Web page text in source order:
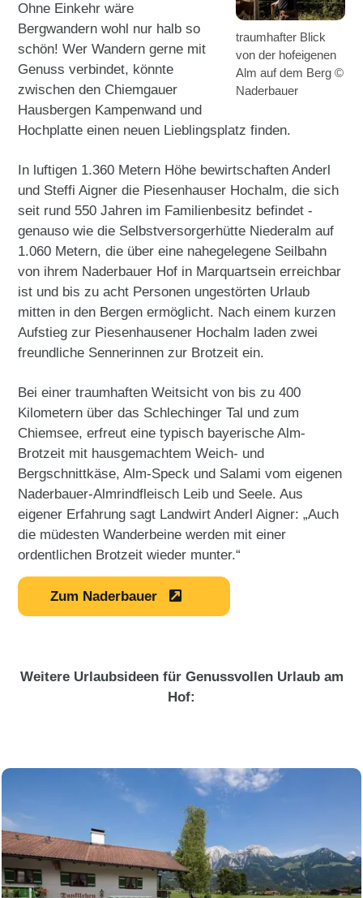
traumhafter Blick
von der hofeigenen
Alm auf dem Berg ©
Naderbauer
Ohne Einkehr wäre
Bergwandern wohl nur halb so
schön! Wer Wandern gerne mit
Genuss verbindet, könnte
zwischen den Chiemgauer
Hausbergen Kampenwand und
Hochplatte einen neuen Lieblingsplatz finden.
In luftigen 1.360 Metern Höhe bewirtschaften Anderl
und Steffi Aigner die Piesenhauser Hochalm, die sich
seit rund 550 Jahren im Familienbesitz befindet -
genauso wie die Selbstversorgerhütte Niederalm auf
1.060 Metern, die über eine nahegelegene Seilbahn
von ihrem Naderbauer Hof in Marquartsein erreichbar
ist und bis zu acht Personen ungestörten Urlaub
mitten in den Bergen ermöglicht. Nach einem kurzen
Aufstieg zur Piesenhausener Hochalm laden zwei
freundliche Sennerinnen zur Brotzeit ein.
Bei einer traumhaften Weitsicht von bis zu 400
Kilometern über das Schlechinger Tal und zum
Chiemsee, erfreut eine typisch bayerische Alm-
Brotzeit mit hausgemachtem Weich- und
Bergschnittkäse, Alm-Speck und Salami vom eigenen
Naderbauer-Almrindfleisch Leib und Seele. Aus
eigener Erfahrung sagt Landwirt Anderl Aigner: „Auch
die müdesten Wanderbeine werden mit einer
ordentlichen Brotzeit wieder munter.“
Zum Naderbauer
Weitere Urlaubsideen für Genussvollen Urlaub am
Hof: